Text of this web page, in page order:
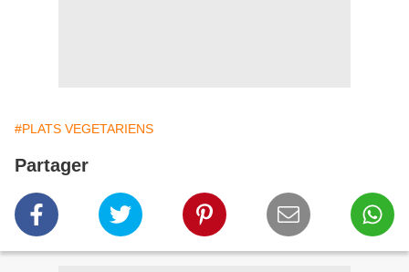
#PLATS VEGETARIENS
Partager